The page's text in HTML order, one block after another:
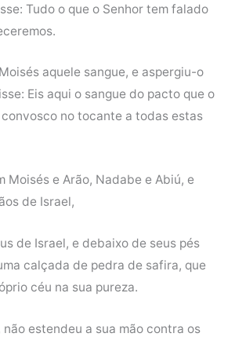
Tudo o que o Senhor tem falado
aquele sangue, e aspergiu-o
Eis aqui o sangue do pacto que o
no tocante a todas estas
Moisés e Arão, Nadabe e Abiú, e
de Israel,
de Israel, e debaixo de seus pés
calçada de pedra de safira, que
céu na sua pureza.
não estendeu a sua mão contra os